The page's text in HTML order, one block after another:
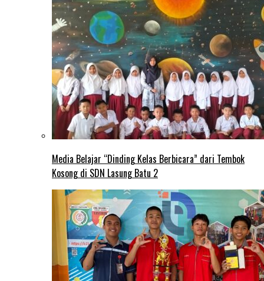
Media Belajar “Dinding Kelas Berbicara” dari Tembok
Kosong di SDN Lasung Batu 2